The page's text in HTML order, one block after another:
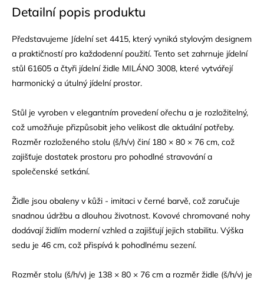
Detailní popis produktu
Představujeme Jídelní set 4415, který vyniká stylovým designem
a praktičností pro každodenní použití. Tento set zahrnuje jídelní
stůl 61605 a čtyři jídelní židle MILÁNO 3008, které vytvářejí
harmonický a útulný jídelní prostor.
Stůl je vyroben v elegantním provedení ořechu a je rozložitelný,
což umožňuje přizpůsobit jeho velikost dle aktuální potřeby.
Rozměr rozloženého stolu (š/h/v) činí 180 × 80 × 76 cm, což
zajišťuje dostatek prostoru pro pohodlné stravování a
společenské setkání.
Židle jsou obaleny v kůži - imitaci v černé barvě, což zaručuje
snadnou údržbu a dlouhou životnost. Kovové chromované nohy
dodávají židlím moderní vzhled a zajišťují jejich stabilitu. Výška
sedu je 46 cm, což přispívá k pohodlnému sezení.
Rozměr stolu (š/h/v) je 138 × 80 × 76 cm a rozměr židle (š/h/v) je